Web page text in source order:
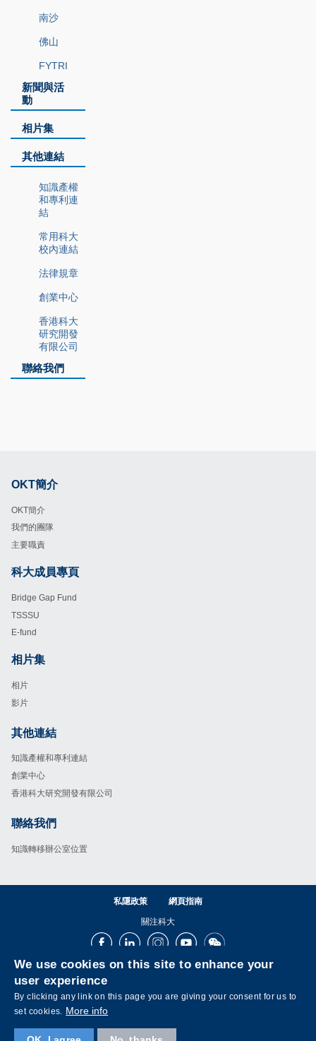
南沙
佛山
FYTRI
新聞與活
動
相片集
其他連結
知識產權
和專利連
結
常用科大
校內連結
法律規章
創業中心
香港科大
研究開發
有限公司
聯絡我們
Footer
OKT簡介
OKT簡介
我們的團隊
主要職責
Footer
科大成員專頁
Bridge Gap Fund
TSSSU
E-fund
相片集
相片
影片
Footer
其他連結
知識產權和專利連結
創業中心
香港科大研究開發有限公司
Footer
聯絡我們
知識轉移辦公室位置
私隱政策 網頁指南
關注科大
FacebookLinkedInInstagramYoutubeWechat
We use cookies on this site to enhance your
user experience
By clicking any link on this page you are giving your consent for us to
set cookies. More info